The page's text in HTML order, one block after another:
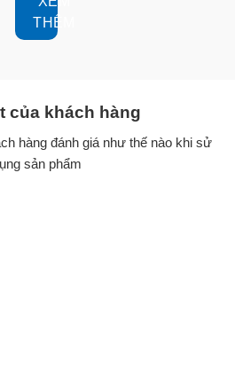
THÊM
của khách hàng
hàng đánh giá như thế nào khi sử
sản phẩm